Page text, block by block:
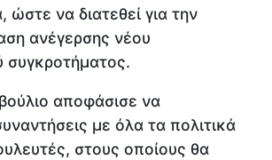
ώστε να διατεθεί για την
ανέγερσης νέου
συγκροτήματος.
αποφάσισε να
με όλα τα πολιτικά
στους οποίους θα